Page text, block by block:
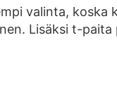
valinta, koska
Lisäksi t-